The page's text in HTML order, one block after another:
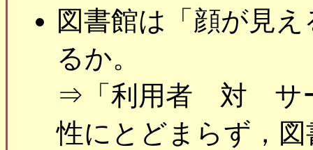
図書館は「顔が見
るか。
⇒「利用者 対 サ
性にとどまらず，